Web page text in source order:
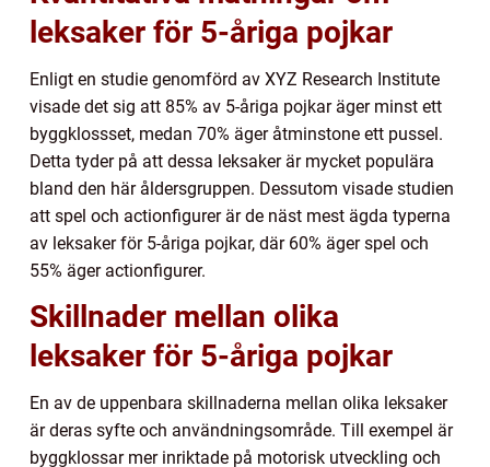
leksaker för 5-åriga pojkar
Enligt en studie genomförd av XYZ Research Institute
visade det sig att 85% av 5-åriga pojkar äger minst ett
byggklossset, medan 70% äger åtminstone ett pussel.
Detta tyder på att dessa leksaker är mycket populära
bland den här åldersgruppen. Dessutom visade studien
att spel och actionfigurer är de näst mest ägda typerna
av leksaker för 5-åriga pojkar, där 60% äger spel och
55% äger actionfigurer.
Skillnader mellan olika
leksaker för 5-åriga pojkar
En av de uppenbara skillnaderna mellan olika leksaker
är deras syfte och användningsområde. Till exempel är
byggklossar mer inriktade på motorisk utveckling och